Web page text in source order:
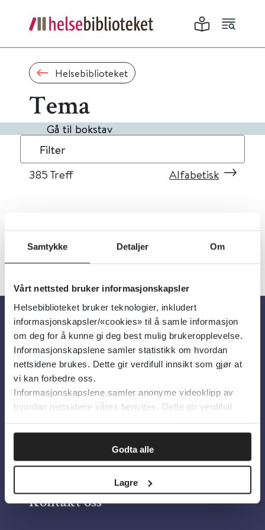
Samtykke Detaljer Om
Vårt nettsted bruker informasjonskapsler
Helsebiblioteket bruker teknologier, inkludert
informasjonskapsler/«cookies» til å samle informasjon
om deg for å kunne gi deg best mulig brukeropplevelse.
Informasjonskapslene samler statistikk om hvordan
nettsidene brukes. Dette gir verdifull innsikt som gjør at
vi kan forbedre oss.
Informasjonskapslene samler anonyme videoklipp av
hvordan nettsidene våres benyttes. Dette gir verdifull
innsikt som gjør at vi kan forbedre oss.
Godta alle
Lagre
Helsebiblioteket
Tema
Gå til bokstav
Filter
385 Treff Alfabetisk
« 1 36 37 »
Om oss
Om Helsebiblioteket
Personvern og informasjonskapsler
Tilgjengelighetserklæring
Information in English
Bilder fra Colourbox.com
Kontakt oss